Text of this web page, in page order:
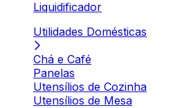
Liquidificador
Utilidades Domésticas
Chá e Café
Panelas
Utensílios de Cozinha
Utensílios de Mesa